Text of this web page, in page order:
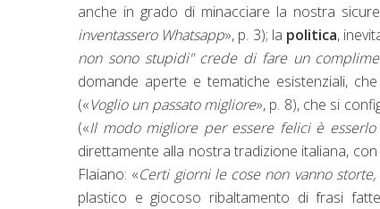
anche in grado di minacciare la nostra
inventassero Whatsapp», p. 3); la politica,
non sono stupidi" crede di fare un
domande aperte e tematiche esistenziali,
(«Voglio un passato migliore», p. 8), che si
(«Il modo migliore per essere felici è esserlo
direttamente alla nostra tradizione italiana,
Flaiano: «Certi giorni le cose non vanno
plastico e giocoso ribaltamento di frasi